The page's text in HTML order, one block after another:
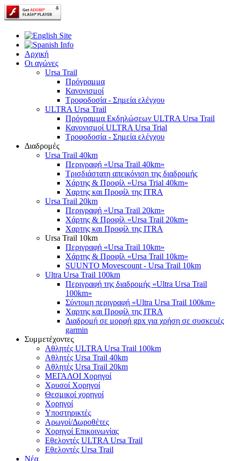
Αρχική
Οι αγώνες
Ursa Trail
Πρόγραμμα
Κανονισμοί
Τροφοδοσία - Σημεία ελέγχου
ULTRA Ursa Trail
Πρόγραμμα Εκδηλώσεων ULTRA Ursa Trail
Κανονισμοί ULTRA Ursa Trial
Τροφοδοσία - Σημεία ελέγχου
Διαδρομές
Ursa Trail 40km
Περιγραφή «Ursa Trail 40km»
Τρισδιάστατη απεικόνιση της διαδρομής
Χάρτης & Προφίλ «Ursa Trial 40km»
Χαρτης και Προφίλ της ITRA
Ursa Trail 20km
Περιγραφή «Ursa Trail 20km»
Χάρτης & Προφίλ «Ursa Trail 20km»
Χαρτης και Προφίλ της ITRA
Ursa Trail 10km
Περιγραφή «Ursa Trail 10km»
Χάρτης & Προφίλ «Ursa Trail 10km»
SUUNTO Movescount - Ursa Trail 10km
Ultra Ursa Trail 100km
Περιγραφή της διαδρομής «Ultra Ursa Trail
100km»
Σύντομη περιγραφή «Ultra Ursa Trail 100km»
Χαρτης και Προφίλ της ITRA
Διαδρομή σε μορφή gpx για χρήση σε συσκευές
garmin
Συμμετέχοντες
Αθλητές ULTRA Ursa Trail 100km
Αθλητές Ursa Trail 40km
Αθλητές Ursa Trail 20km
ΜΕΓΑΛΟΙ Χορηγοί
Χρυσοί Χορηγοί
Θεσμικοί χορηγοί
Χορηγοί
Υποστηρικτές
Αρωγοί/Δωροθέτες
Χορηγοί Επικοινωνίας
Εθελοντές ULTRA Ursa Trail
Εθελοντές Ursa Trail
Νέα